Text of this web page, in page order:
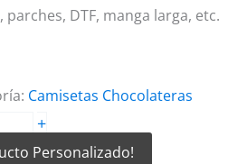
parches, DTF, manga larga, etc.
Camisetas Chocolateras
+
Personalizado!